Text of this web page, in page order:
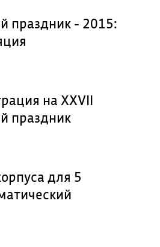
праздник - 2015:
на XXVII
праздник
для 5